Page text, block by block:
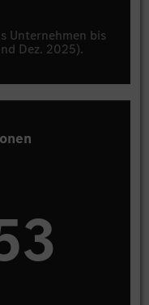
Dez. 2025).